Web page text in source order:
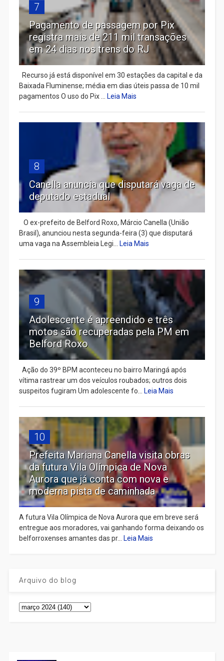
7
Pagamento de passagem por Pix
registra mais de 211 mil transações
em 24 dias nos trens do RJ
Recurso já está disponível em 30 estações da capital e da
Baixada Fluminense; média em dias úteis passa de 10 mil
pagamentos O uso do Pix ... Leia Mais
8
Canella anuncia que disputará vaga de
deputado estadual
​ O ex-prefeito de Belford Roxo, Márcio Canella (União
Brasil), anunciou nesta segunda-feira (3) que disputará
uma vaga na Assembleia Legi... Leia Mais
9
Adolescente é apreendido e três
motos são recuperadas pela PM em
Belford Roxo
Ação do 39º BPM aconteceu no bairro Maringá após
vítima rastrear um dos veículos roubados; outros dois
suspeitos fugiram Um adolescente fo... Leia Mais
10
Prefeita Mariana Canella visita obras
da futura Vila Olímpica de Nova
Aurora que já conta com nova e
moderna pista de caminhada
A futura Vila Olímpica de Nova Aurora que em breve será
entregue aos moradores, vai ganhando forma deixando os
belforroxenses amantes das pr... Leia Mais
Arquivo do blog